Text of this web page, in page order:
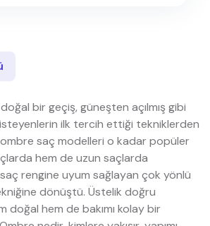
bir geçiş, güneşten açılmış gibi
isteyenlerin ilk tercih ettiği tekniklerden
ombre saç modelleri o kadar popüler
hem de uzun saçlarda
rengine uyum sağlayan çok yönlü
dönüştü. Üstelik doğru
doğal hem de bakımı kolay bir